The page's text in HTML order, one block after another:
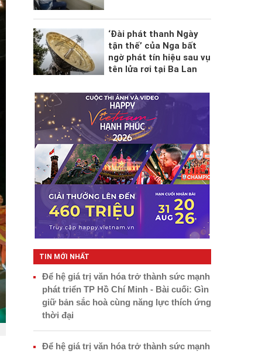
‘Đài phát thanh Ngày
tận thế’ của Nga bất
ngờ phát tín hiệu sau vụ
tên lửa rơi tại Ba Lan
TIN MỚI NHẤT
Để hệ giá trị văn hóa trở thành sức mạnh
phát triển TP Hồ Chí Minh - Bài cuối: Gìn
giữ bản sắc hoà cùng năng lực thích ứng
thời đại
Để hệ giá trị văn hóa trở thành sức mạnh